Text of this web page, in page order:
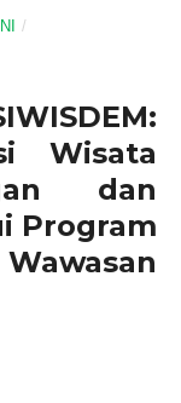
/
Wisata
dan
Program